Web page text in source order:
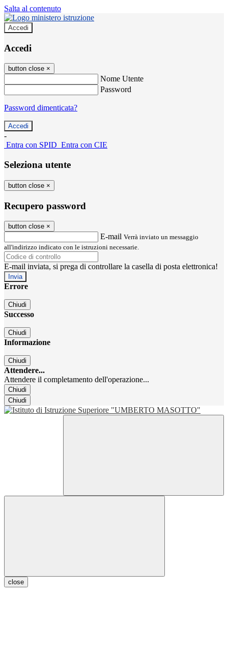
Salta al contenuto
Accedi
Accedi
button close ×
Nome Utente
Password
Password dimenticata?
-
Entra con SPID Entra con CIE
Seleziona utente
button close ×
Recupero password
button close ×
E-mail Verrà inviato un messaggio
all'indirizzo indicato con le istruzioni necessarie.
E-mail inviata, si prega di controllare la casella di posta elettronica!
Errore
Chiudi
Successo
Chiudi
Informazione
Chiudi
Attendere...
Attendere il completamento dell'operazione...
Chiudi
Chiudi
close